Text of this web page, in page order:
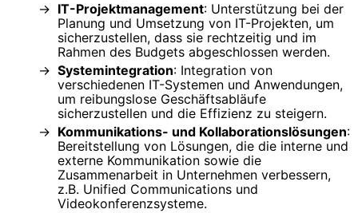
IT-Projektmanagement: Unterstützung bei der
Planung und Umsetzung von IT-Projekten, um
sicherzustellen, dass sie rechtzeitig und im
Rahmen des Budgets abgeschlossen werden.
Systemintegration: Integration von
verschiedenen IT-Systemen und Anwendungen,
um reibungslose Geschäftsabläufe
sicherzustellen und die Effizienz zu steigern.
Kommunikations- und Kollaborationslösungen:
Bereitstellung von Lösungen, die die interne und
externe Kommunikation sowie die
Zusammenarbeit in Unternehmen verbessern,
z.B. Unified Communications und
Videokonferenzsysteme.